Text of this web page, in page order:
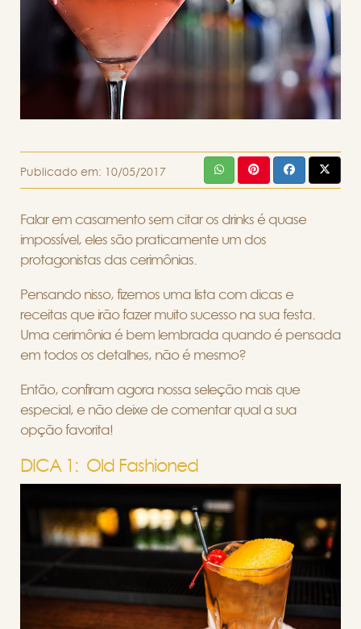
Publicado em: 10/05/2017
Falar em casamento sem citar os drinks é quase
impossível, eles são praticamente um dos
protagonistas das cerimônias.
Pensando nisso, fizemos uma lista com dicas e
receitas que irão fazer muito sucesso na sua festa.
Uma cerimônia é bem lembrada quando é pensada
em todos os detalhes, não é mesmo?
Então, confiram agora nossa seleção mais que
especial, e não deixe de comentar qual a sua
opção favorita!
DICA 1: Old Fashioned